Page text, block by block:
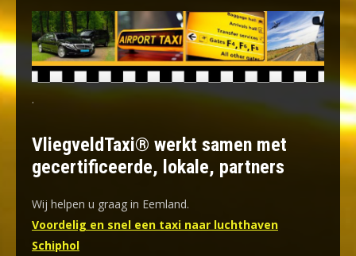
.
VliegveldTaxi® werkt samen met
gecertificeerde, lokale, partners
Wij helpen u graag in Eemland.
Voordelig en snel een taxi naar luchthaven
Schiphol